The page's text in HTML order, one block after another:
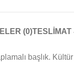
(0)TESLIMAT
başlık.